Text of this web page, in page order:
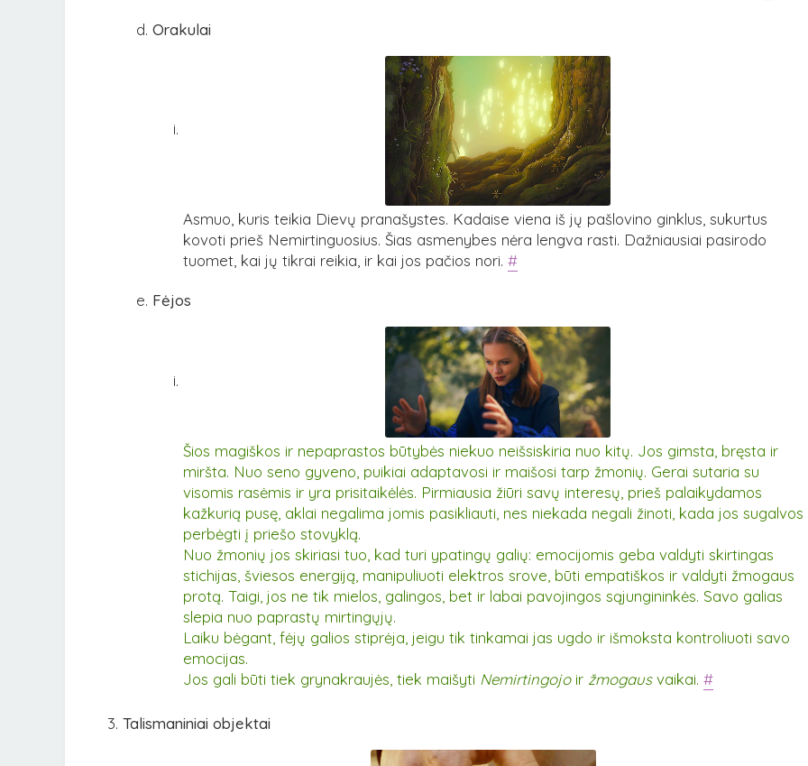
Orakulai
Asmuo, kuris teikia Dievų pranašystes. Kadaise viena iš jų pašlovino ginklus, sukurtus
kovoti prieš Nemirtinguosius. Šias asmenybes nėra lengva rasti. Dažniausiai pasirodo
tuomet, kai jų tikrai reikia, ir kai jos pačios nori. #
Fėjos
Šios magiškos ir nepaprastos būtybės niekuo neišsiskiria nuo kitų. Jos gimsta, bręsta ir
miršta. Nuo seno gyveno, puikiai adaptavosi ir maišosi tarp žmonių. Gerai sutaria su
visomis rasėmis ir yra prisitaikėlės. Pirmiausia žiūri savų interesų, prieš palaikydamos
kažkurią pusę, aklai negalima jomis pasikliauti, nes niekada negali žinoti, kada jos sugalvos
perbėgti į priešo stovyklą.
Nuo žmonių jos skiriasi tuo, kad turi ypatingų galių: emocijomis geba valdyti skirtingas
stichijas, šviesos energiją, manipuliuoti elektros srove, būti empatiškos ir valdyti žmogaus
protą. Taigi, jos ne tik mielos, galingos, bet ir labai pavojingos sąjungininkės. Savo galias
slepia nuo paprastų mirtingųjų.
Laiku bėgant, fėjų galios stiprėja, jeigu tik tinkamai jas ugdo ir išmoksta kontroliuoti savo
emocijas.
Jos gali būti tiek grynakraujės, tiek maišyti Nemirtingojoir žmogausvaikai. #
Talismaniniai objektai